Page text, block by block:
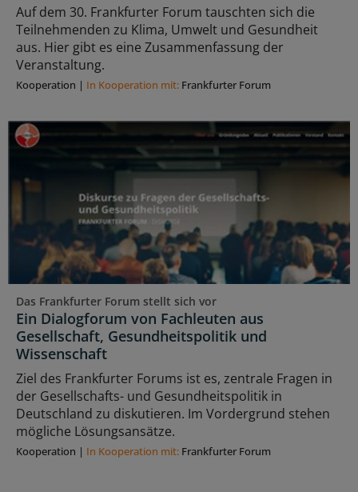
Auf dem 30. Frankfurter Forum tauschten sich die
Teilnehmenden zu Klima, Umwelt und Gesundheit
aus. Hier gibt es eine Zusammenfassung der
Veranstaltung.
Kooperation | In Kooperation mit: Frankfurter Forum
Das Frankfurter Forum stellt sich vor
Ein Dialogforum von Fachleuten aus
Gesellschaft, Gesundheitspolitik und
Wissenschaft
Ziel des Frankfurter Forums ist es, zentrale Fragen in
der Gesellschafts- und Gesundheitspolitik in
Deutschland zu diskutieren. Im Vordergrund stehen
mögliche Lösungsansätze.
Kooperation | In Kooperation mit: Frankfurter Forum